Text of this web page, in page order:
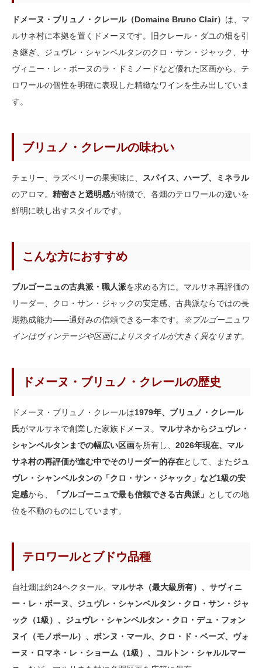
ドメーヌ・ブリュノ・クレール（Domaine Bruno Clair） は、マ
ルサネ村に本拠を置くドメーヌです。旧クレール・ダユの畑を引
き継ぎ、ジュヴレ・シャンベルタンのクロ・サン・ジャック、サ
ヴィニー・レ・ボーヌのラ・ドミノードなど優れた区画から、テ
ロワールの個性を明確に表現した精緻なワインを生み出していま
す。
ブリュノ・クレールの味わい
チェリー、ラズベリーの果実味に、
スパイス、ハーブ、ミネラル
のアロマ。 精密さと透明感が特徴で、各畑のテロワールの違いを
鮮明に映し出すスタイルです。
こんな方におすすめ
ブルゴーニュの古典派・職人派を求める方に。マルサネ再評価の
リーダー、クロ・サン・ジャックの安定感、古典派ならではの長
期熟成能力——通好みの信頼できる一本です。
※ブルゴーニュワ
インはヴィンテージや区画によりスタイルが大きく異なります。
ドメーヌ・ブリュノ・クレールの歴史
ドメーヌ・ブリュノ・クレールは1979年、ブリュノ・クレール
氏がマルサネで創業した家族ドメーヌ。 マルサネからジュヴレ・
シャンベルタンまでの幅広い区画を所有し、 2026年現在、マル
サネ村の再評価が進む中でそのリーダー的存在として、またジュ
ヴレ・シャンベルタンの「クロ・サン・ジャック」など1級の安
定感から、 「ブルゴーニュで最も信頼できる古典派」 としての地
位を不動のものにしています。
テロワールとブドウ品種
自社畑は約24ヘクタール、 マルサネ（最大級所有）、サヴィニ
ー・レ・ボーヌ、ジュヴレ・シャンベルタン・クロ・サン・ジャ
ック（1級）、ジュヴレ・シャンベルタン・クロ・デュ・フォン
ヌイ（モノポール）、ボンヌ・マール、クロ・ド・ベーズ、ヴォ
ーヌ・ロマネ・レ・ショーム（1級）、コルトン・シャルルマー